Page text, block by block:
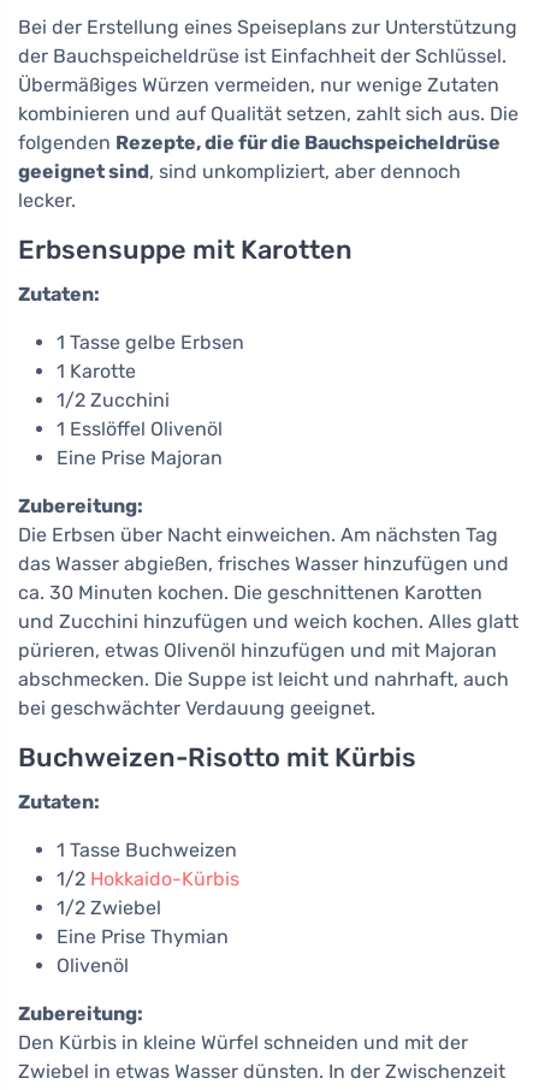
Bei der Erstellung eines Speiseplans zur Unterstützung
der Bauchspeicheldrüse ist Einfachheit der Schlüssel.
Übermäßiges Würzen vermeiden, nur wenige Zutaten
kombinieren und auf Qualität setzen, zahlt sich aus. Die
folgenden Rezepte, die für die Bauchspeicheldrüse
geeignet sind, sind unkompliziert, aber dennoch
lecker.
Erbsensuppe mit Karotten
Zutaten:
1 Tasse gelbe Erbsen
1 Karotte
1/2 Zucchini
1 Esslöffel Olivenöl
Eine Prise Majoran
Zubereitung:
Die Erbsen über Nacht einweichen. Am nächsten Tag
das Wasser abgießen, frisches Wasser hinzufügen und
ca. 30 Minuten kochen. Die geschnittenen Karotten
und Zucchini hinzufügen und weich kochen. Alles glatt
pürieren, etwas Olivenöl hinzufügen und mit Majoran
abschmecken. Die Suppe ist leicht und nahrhaft, auch
bei geschwächter Verdauung geeignet.
Buchweizen-Risotto mit Kürbis
Zutaten:
1 Tasse Buchweizen
1/2 Hokkaido-Kürbis
1/2 Zwiebel
Eine Prise Thymian
Olivenöl
Zubereitung:
Den Kürbis in kleine Würfel schneiden und mit der
Zwiebel in etwas Wasser dünsten. In der Zwischenzeit